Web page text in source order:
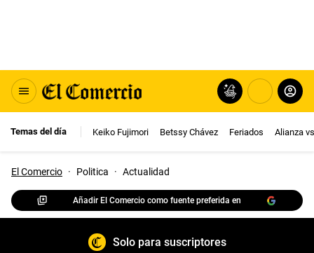
Temas del día Keiko Fujimori Betssy Chávez Feriados Alianza
El Comercio · Politica · Actualidad
Añadir El Comercio como fuente preferida en
Solo para suscriptores